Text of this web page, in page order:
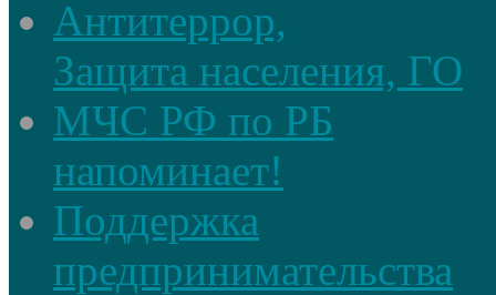
Антитеррор,
Защита населения, ГО
МЧС РФ по РБ
напоминает!
Поддержка
предпринимательства